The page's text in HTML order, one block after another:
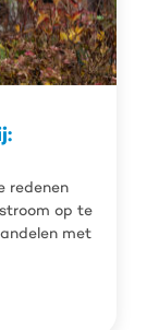
redenen
op te
met